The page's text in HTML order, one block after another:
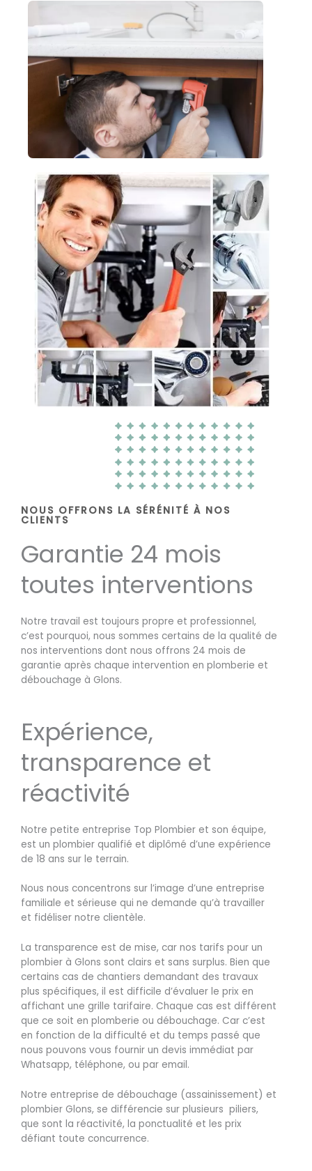
NOUS OFFRONS LA SÉRÉNITÉ À NOS
CLIENTS
Garantie 24 mois
toutes interventions
Notre travail est toujours propre et professionnel,
c’est pourquoi, nous sommes certains de la qualité de
nos interventions dont nous offrons 24 mois de
garantie après chaque intervention en plomberie et
débouchage à Glons.
Expérience,
transparence et
réactivité
Notre petite entreprise Top Plombier et son équipe,
est un plombier qualifié et diplômé d’une expérience
de 18 ans sur le terrain.
Nous nous concentrons sur l’image d’une entreprise
familiale et sérieuse qui ne demande qu’à travailler
et fidéliser notre clientèle.
La transparence est de mise, car nos tarifs pour un
plombier à Glons sont clairs et sans surplus. Bien que
certains cas de chantiers demandant des travaux
plus spécifiques, il est difficile d’évaluer le prix en
affichant une grille tarifaire. Chaque cas est différent
que ce soit en plomberie ou débouchage. Car c’est
en fonction de la difficulté et du temps passé que
nous pouvons vous fournir un devis immédiat par
Whatsapp, téléphone, ou par email.
Notre entreprise de débouchage (assainissement) et
plombier Glons, se différencie sur plusieurs piliers,
que sont la réactivité, la ponctualité et les prix
défiant toute concurrence.